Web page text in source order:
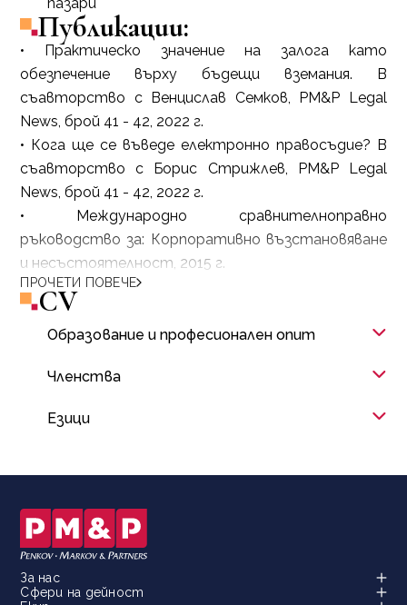
Публикации:
• Практическо значение на залога като
обезпечение върху бъдещи вземания. В
съавторство с Венцислав Семков, PM&P Legal
News, брой 41 - 42, 2022 г.
• Кога ще се въведе електронно правосъдие? В
съавторство с Борис Стрижлев, PM&P Legal
News, брой 41 - 42, 2022 г.
• Международно сравнителноправно
ръководство за: Корпоративно възстановяване
и несъстоятелност, 2015 г.
ПРОЧЕТИ ПОВЕЧЕ
CV
Образование и професионален опит
Членства
Езици
За нас
Сфери на дейност